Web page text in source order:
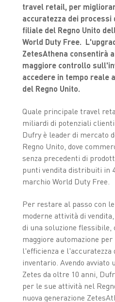
travel retail, per
accuratezza dei processi
filiale del Regno Unito
World Duty Free.
ZetesAthena consentirà
maggiore controllo
accedere in tempo reale
del Regno Unito.
Quale principale travel
miliardi di potenziali clienti
Dufry è leader di mercato
Regno Unito, dove
senza precedenti di
punti vendita distribuiti in
marchio World Duty Free.
Per restare al passo con
moderne attività di
di una soluzione flessibile,
maggiore automazione
l'efficienza e l'accuratezza
inventario. Avendo avviato
Zetes da oltre 10 anni,
per le sue attività nel
nuova generazione